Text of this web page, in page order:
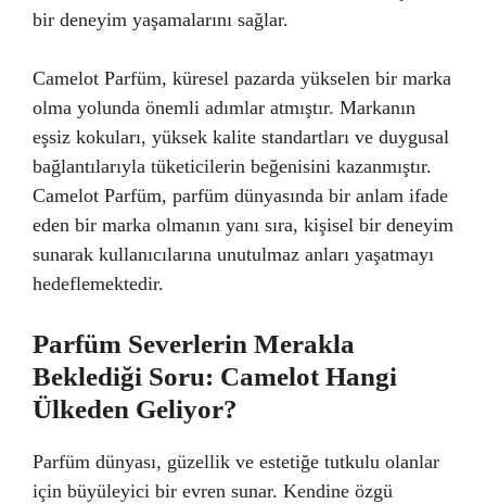
bir deneyim yaşamalarını sağlar.
Camelot Parfüm, küresel pazarda yükselen bir marka
olma yolunda önemli adımlar atmıştır. Markanın
eşsiz kokuları, yüksek kalite standartları ve duygusal
bağlantılarıyla tüketicilerin beğenisini kazanmıştır.
Camelot Parfüm, parfüm dünyasında bir anlam ifade
eden bir marka olmanın yanı sıra, kişisel bir deneyim
sunarak kullanıcılarına unutulmaz anları yaşatmayı
hedeflemektedir.
Parfüm Severlerin Merakla
Beklediği Soru: Camelot Hangi
Ülkeden Geliyor?
Parfüm dünyası, güzellik ve estetiğe tutkulu olanlar
için büyüleyici bir evren sunar. Kendine özgü